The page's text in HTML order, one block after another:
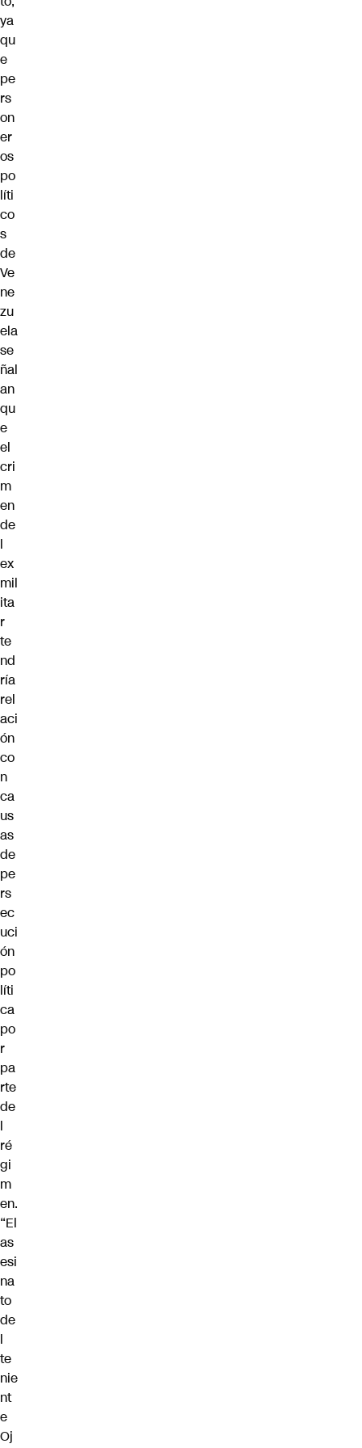
ya
qu
e
pe
rs
on
er
os
po
líti
co
s
de
Ve
ne
zu
ela
se
ñal
an
qu
e
el
cri
m
en
de
l
ex
mil
ita
r
te
nd
ría
rel
aci
ón
co
n
ca
us
as
de
pe
rs
ec
uci
ón
po
líti
ca
po
r
pa
rte
de
l
ré
gi
m
en.
“El
as
esi
na
to
de
l
te
nie
nt
e
Oj